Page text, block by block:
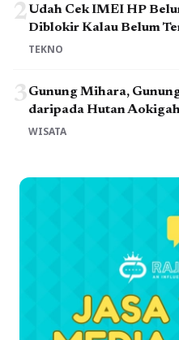
2Udah Cek IMEI HP
Diblokir Kalau Belum
TEKNO
3Gunung Mihara,
daripada Hutan
WISATA